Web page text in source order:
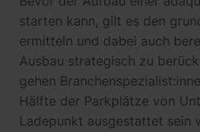
starten kann, gilt es den
ermitteln und dabei auch
Ausbau strategisch zu
gehen
Hälfte der Parkplätze von
Ladepunkt ausgestattet sein